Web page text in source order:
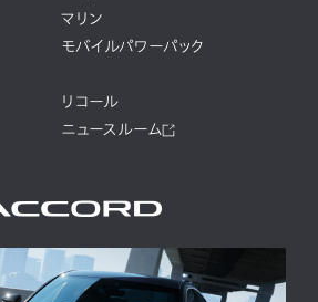
マリン
モバイルパワーパック
リコール
ニュースルーム